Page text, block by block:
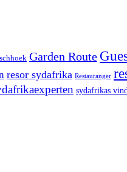
Garden Route
resor sydafrika Restauranger
sydafrikas